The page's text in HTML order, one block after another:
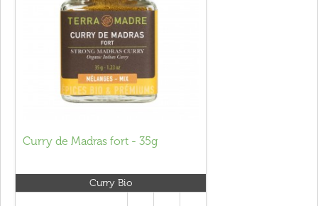
Curry de Madras fort - 35g
Curry Bio